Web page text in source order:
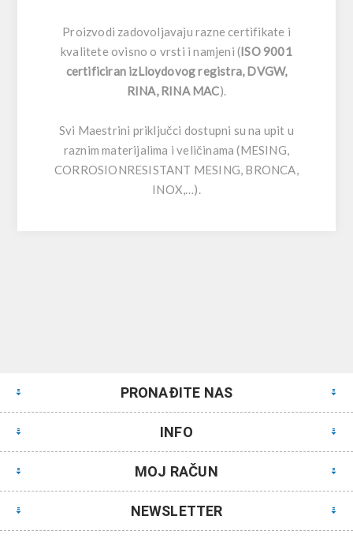
Proizvodi zadovoljavaju razne certifikate i
kvalitete ovisno o vrsti i namjeni (ISO 9001
certificiran izLloydovog registra, DVGW,
RINA, RINA MAC).
Svi Maestrini priključci dostupni su na upit u
raznim materijalima i veličinama (MESING,
CORROSIONRESISTANT MESING, BRONCA,
INOX,…).
PRONAĐITE NAS
INFO
MOJ RAČUN
NEWSLETTER